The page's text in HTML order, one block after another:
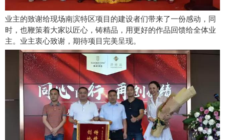
业主的致谢给现场南滨特区项目的建设者们带来了一份感动，同
时，也鞭策着大家以匠心，铸精品，用更好的作品回馈给全体业
主。业主衷心致谢，期待项目完美呈现。